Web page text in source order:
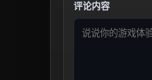
评论内容